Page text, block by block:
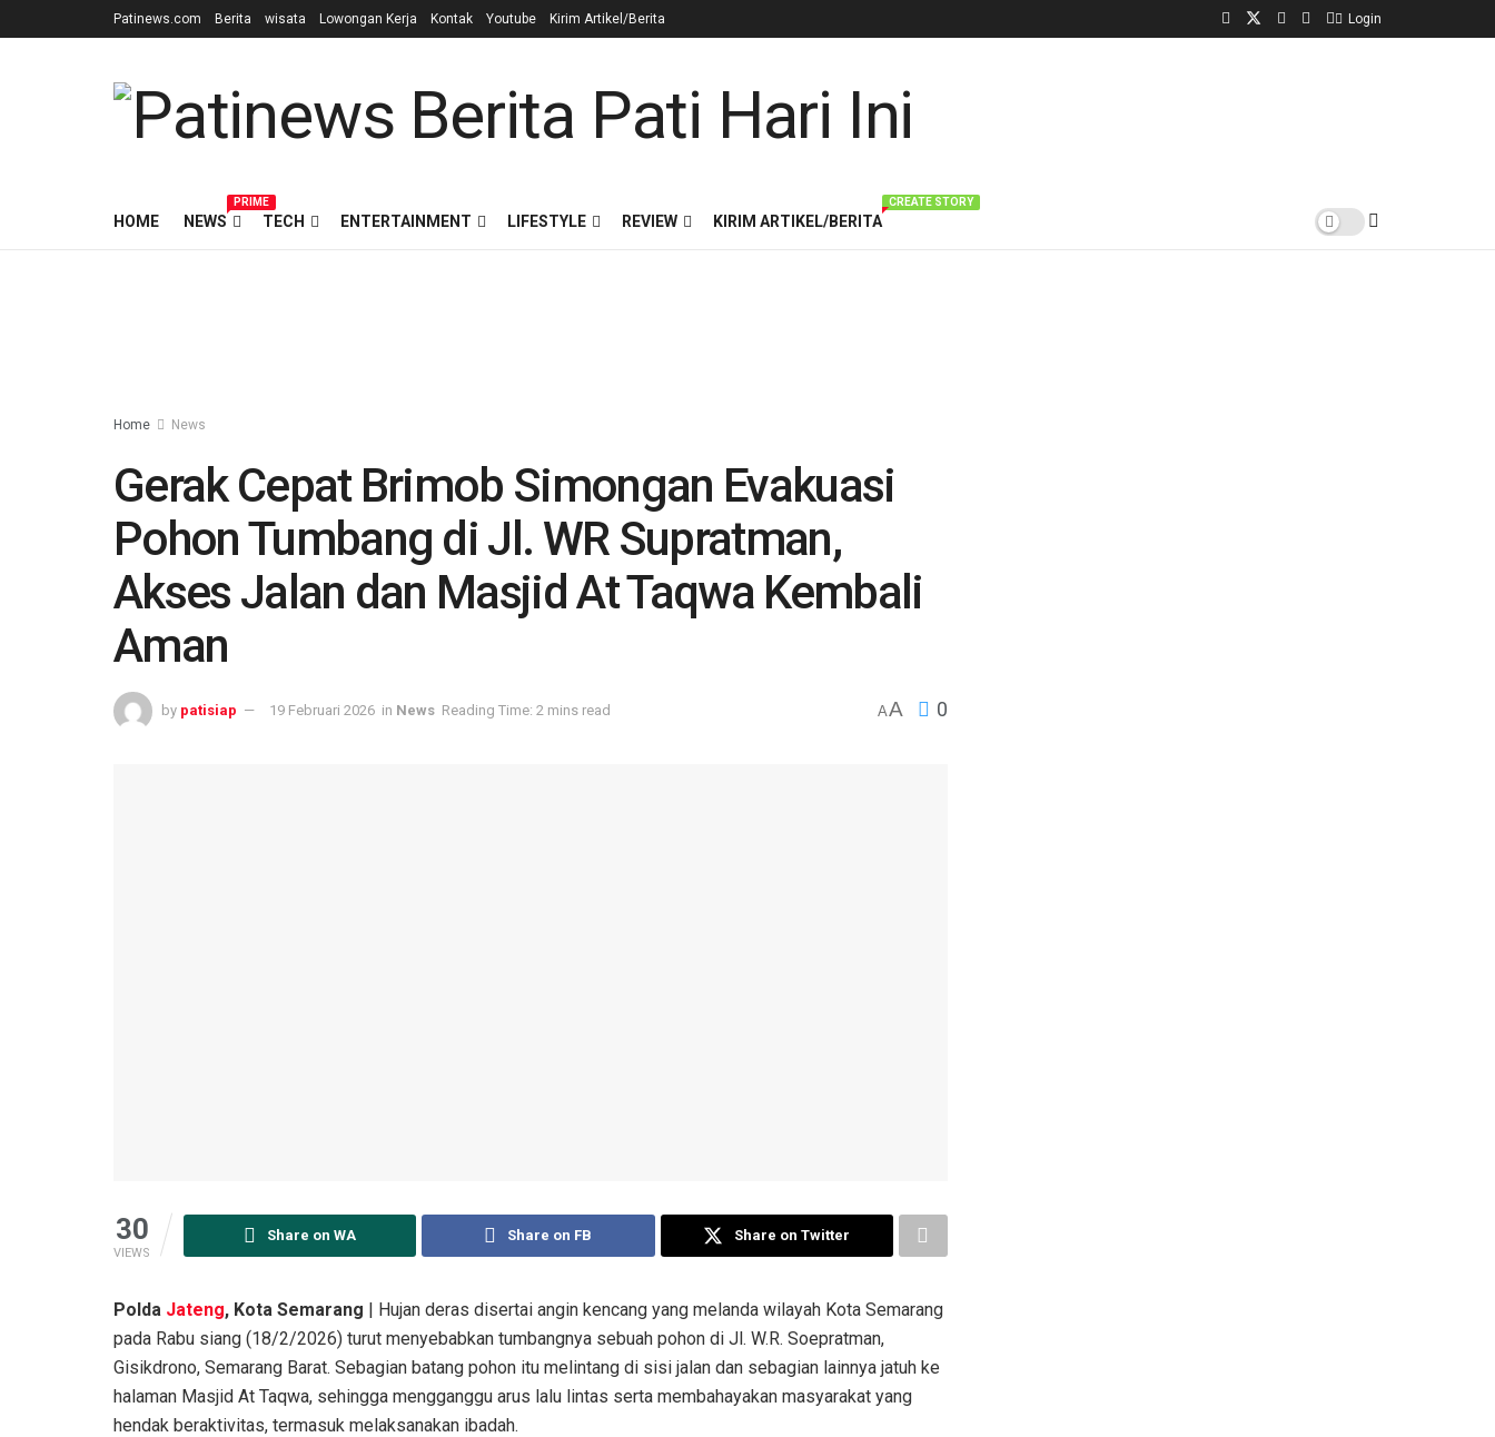
Patinews.com Berita wisata Lowongan Kerja Kontak Youtube Kirim Artikel/Berita Login
HOME NEWS
PRIME
TECH ENTERTAINMENT LIFESTYLE REVIEW KIRIM ARTIKEL/BERITA
CREATE STORY
Home News
Gerak Cepat Brimob Simongan Evakuasi
Pohon Tumbang di Jl. WR Supratman,
Akses Jalan dan Masjid At Taqwa Kembali
Aman
by patisiap 19 Februari 2026 in News Reading Time: 2 mins read AA 0
30
VIEWS
Share on WA Share on FB Share on Twitter
Polda Jateng, Kota Semarang | Hujan deras disertai angin kencang yang melanda wilayah Kota Semarang
pada Rabu siang (18/2/2026) turut menyebabkan tumbangnya sebuah pohon di Jl. W.R. Soepratman,
Gisikdrono, Semarang Barat. Sebagian batang pohon itu melintang di sisi jalan dan sebagian lainnya jatuh ke
halaman Masjid At Taqwa, sehingga mengganggu arus lalu lintas serta membahayakan masyarakat yang
hendak beraktivitas, termasuk melaksanakan ibadah.